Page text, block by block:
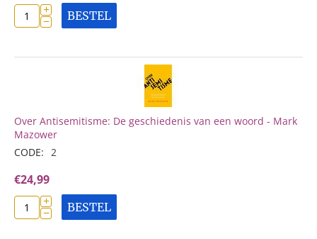
+
− BESTEL
Over Antisemitisme: De geschiedenis van een woord - Mark
Mazower
CODE: 2
€24,99
+
− BESTEL